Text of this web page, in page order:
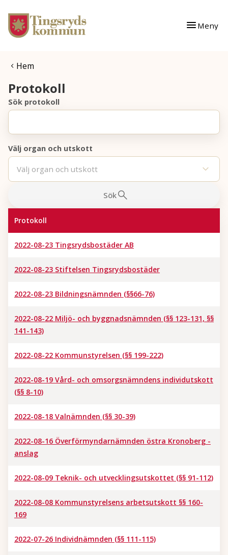
Gå till innehåll
Gå till huvudmeny
Meny
Du är här:
Hem
Protokoll
Sök protokoll
Välj organ och utskott
Välj organ och utskott
Sök
Protokoll
2022-08-23 Tingsrydsbostäder AB
2022-08-23 Stiftelsen Tingsrydsbostäder
2022-08-23 Bildningsnämnden (§§66-76)
2022-08-22 Miljö- och byggnadsnämnden (§§ 123-131, §§
141-143)
2022-08-22 Kommunstyrelsen (§§ 199-222)
2022-08-19 Vård- och omsorgsnämndens individutskott
(§§ 8-10)
2022-08-18 Valnämnden (§§ 30-39)
2022-08-16 Överförmyndarnämnden östra Kronoberg -
anslag
2022-08-09 Teknik- och utvecklingsutskottet (§§ 91-112)
2022-08-08 Kommunstyrelsens arbetsutskott §§ 160-
169
2022-07-26 Individnämnden (§§ 111-115)